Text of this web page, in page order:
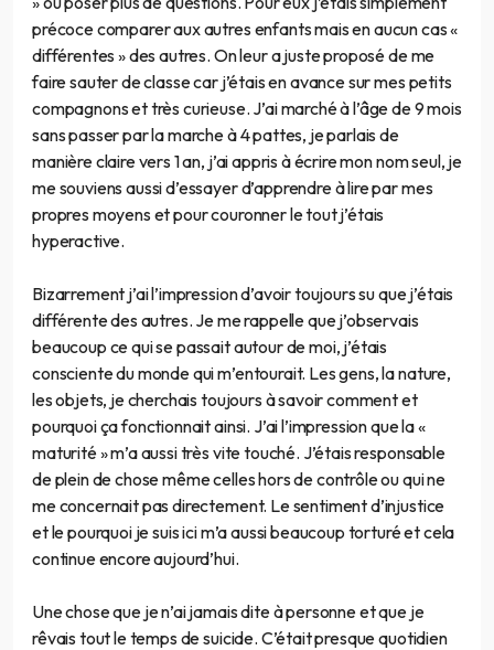
précoce comparer aux autres enfants mais en aucun cas «
différentes » des autres. On leur a juste proposé de me
faire sauter de classe car j’étais en avance sur mes petits
compagnons et très curieuse. J’ai marché à l’âge de 9 mois
sans passer par la marche à 4 pattes, je parlais de
manière claire vers 1 an, j’ai appris à écrire mon nom seul, je
me souviens aussi d’essayer d’apprendre à lire par mes
propres moyens et pour couronner le tout j’étais
hyperactive.
Bizarrement j’ai l’impression d’avoir toujours su que j’étais
différente des autres. Je me rappelle que j’observais
beaucoup ce qui se passait autour de moi, j’étais
consciente du monde qui m’entourait. Les gens, la nature,
les objets, je cherchais toujours à savoir comment et
pourquoi ça fonctionnait ainsi. J’ai l’impression que la «
maturité » m’a aussi très vite touché. J’étais responsable
de plein de chose même celles hors de contrôle ou qui ne
me concernait pas directement. Le sentiment d’injustice
et le pourquoi je suis ici m’a aussi beaucoup torturé et cela
continue encore aujourd’hui.
Une chose que je n’ai jamais dite à personne et que je
rêvais tout le temps de suicide. C’était presque quotidien